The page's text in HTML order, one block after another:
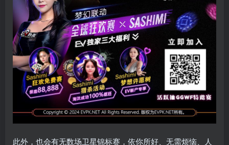
此外，也会有无数场卫星锦标赛，依你所好、无需烦恼、人